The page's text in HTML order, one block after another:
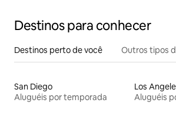
Destinos para conhecer
Destinos perto de você Outros tipos
San Diego
Aluguéis por temporada
Los
Aluguéis